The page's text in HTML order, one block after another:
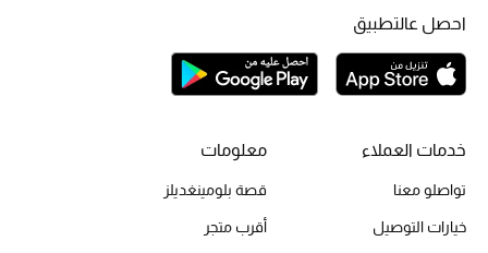
دليل مستلزمات الرجال
أبرز المصممين
جميع الملابس الرجالية
خدمات العملاء
تواصلو معنا
خيارات التوصيل
معلومات
قصة بلومينغديلز
أقرب متجر
احصل عالتطبيق